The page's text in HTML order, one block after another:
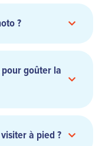
?
Circular Quay
goûter la
Markets
à pied ?